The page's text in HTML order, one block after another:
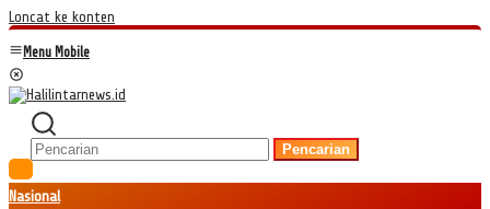
Loncat ke konten
Menu Mobile
Pencarian
Nasional